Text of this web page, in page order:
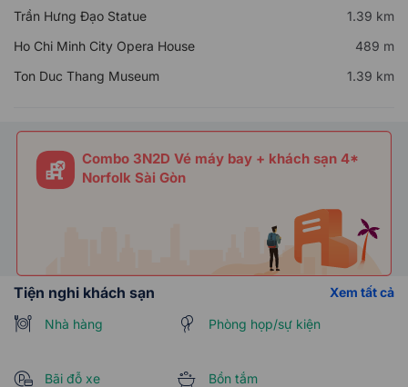
Trần Hưng Đạo Statue
1.39 km
Ho Chi Minh City Opera House
489 m
Ton Duc Thang Museum
1.39 km
Combo 3N2D Vé máy bay + khách sạn 4*
Norfolk Sài Gòn
Tiện nghi khách sạn Xem tất cả
Nhà hàng Phòng họp/sự kiện
Bãi đỗ xe Bồn tắm